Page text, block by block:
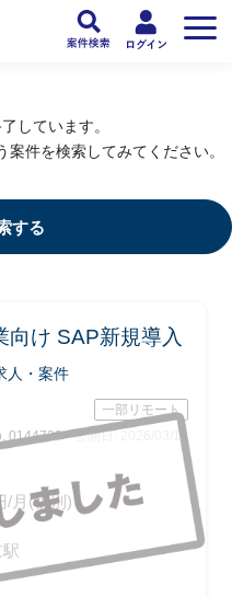
しています。
件を検索してみてください。
する
向け SAP新規導入
人・案件
一部リモート
0144723 公開日: 2026/03/18
/月(税別)